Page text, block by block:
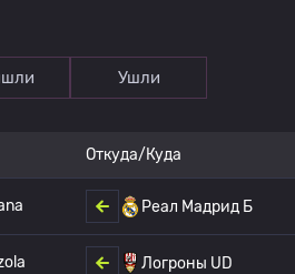
Ушли
Откуда/Куда
Реал Мадрид Б
Логроны UD